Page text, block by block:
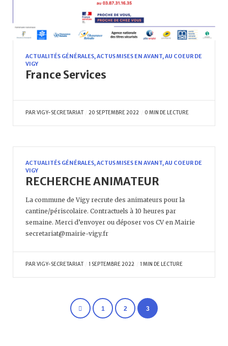
ACTUALITÉS GÉNÉRALES,ACTUS MISES EN AVANT,AU COEUR DE
VIGY
France Services
PARVIGY-SECRETARIAT 20 SEPTEMBRE 2022 0 MIN DE LECTURE
ACTUALITÉS GÉNÉRALES,ACTUS MISES EN AVANT,AU COEUR DE
VIGY
RECHERCHE ANIMATEUR
La commune de Vigy recrute des animateurs pour la
cantine/périscolaire. Contractuels à 10 heures par
semaine. Merci d’envoyer ou déposer vos CV en Mairie
secretariat@mairie-vigy.fr
PARVIGY-SECRETARIAT 1 SEPTEMBRE 2022 1 MIN DE LECTURE
1 2 3